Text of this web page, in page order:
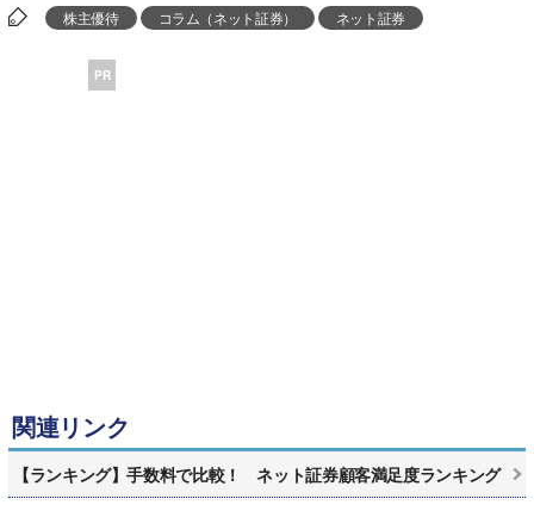
株主優待 コラム（ネット証券） ネット証券
PR
関連リンク
【ランキング】手数料で比較！ ネット証券顧客満足度ランキング